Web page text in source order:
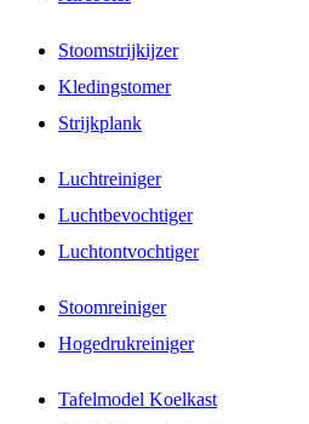
Stoomstrijkijzer
Kledingstomer
Strijkplank
Luchtreiniger
Luchtbevochtiger
Luchtontvochtiger
Stoomreiniger
Hogedrukreiniger
Tafelmodel Koelkast